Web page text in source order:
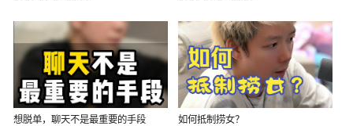
想脱单，聊天不是最重要的手段 如何抵制捞女？